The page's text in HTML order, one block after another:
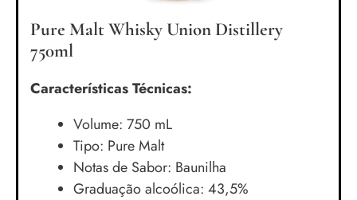
Pure Malt Whisky Union Distillery
750ml
Características Técnicas:
Volume: 750 mL
Tipo: Pure Malt
Notas de Sabor: Baunilha
Graduação alcoólica: 43,5%